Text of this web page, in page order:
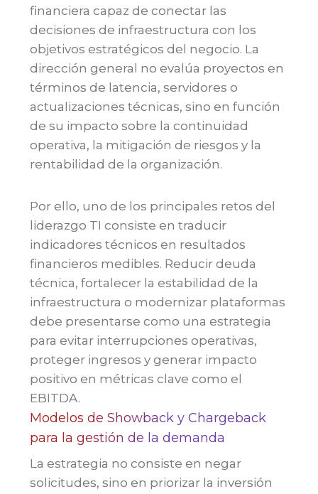
financiera capaz de conectar las
decisiones de infraestructura con los
objetivos estratégicos del negocio. La
dirección general no evalúa proyectos en
términos de latencia, servidores o
actualizaciones técnicas, sino en función
de su impacto sobre la continuidad
operativa, la mitigación de riesgos y la
rentabilidad de la organización.
Por ello, uno de los principales retos del
liderazgo TI consiste en traducir
indicadores técnicos en resultados
financieros medibles. Reducir deuda
técnica, fortalecer la estabilidad de la
infraestructura o modernizar plataformas
debe presentarse como una estrategia
para evitar interrupciones operativas,
proteger ingresos y generar impacto
positivo en métricas clave como el
EBITDA.
Modelos de Showback y Chargeback
para la gestión de la demanda
La estrategia no consiste en negar
solicitudes, sino en priorizar la inversión